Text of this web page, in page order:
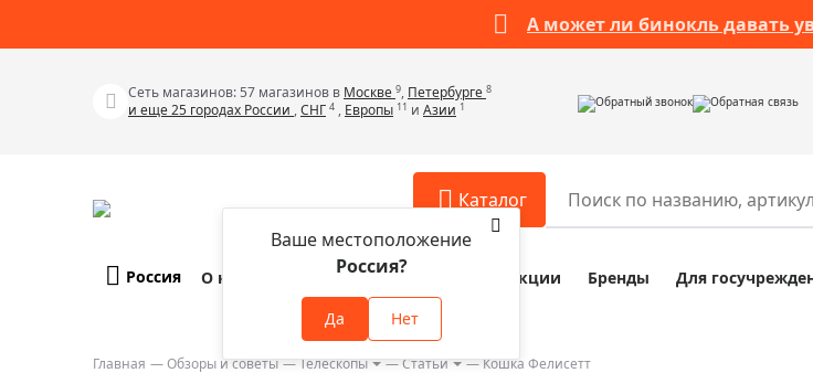
А может ли бинокль давать
Сеть магазинов: 57 магазинов в Москве 9, Петербурге 8
и еще 25 городах России ,СНГ 4 , Европы 11 и Азии 1 Обратный звонок Обратная связь
Каталог
Телескопы
Аксессуары для микроскопов
Россия
Ваше местоположение
Россия?
Да Нет
О компании Оплата и доставка Акции Бренды Для
Главная Обзоры и советы Телескопы Статьи Кошка Фелисетт